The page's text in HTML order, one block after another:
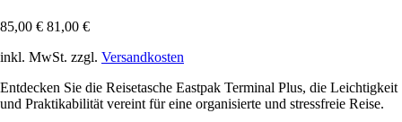
85,00 € 81,00 €
inkl. MwSt. zzgl. Versandkosten
Entdecken Sie die Reisetasche Eastpak Terminal Plus, die Leichtigkeit
und Praktikabilität vereint für eine organisierte und stressfreie Reise.